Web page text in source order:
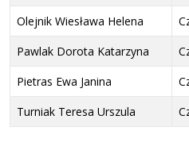
Olejnik Wiesława Helena
Pawlak Dorota Katarzyna
Pietras Ewa Janina
Turniak Teresa Urszula